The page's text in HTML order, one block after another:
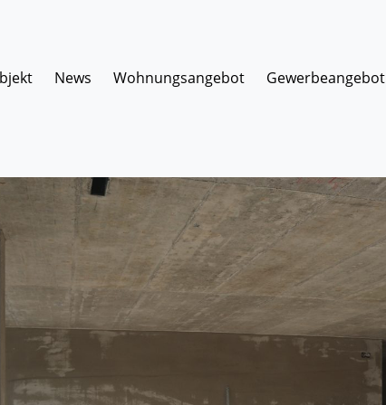
News Wohnungsangebot Gewerbeangebot